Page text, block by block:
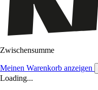
Zwischensumme
Meinen Warenkorb anzeigen
Loading...